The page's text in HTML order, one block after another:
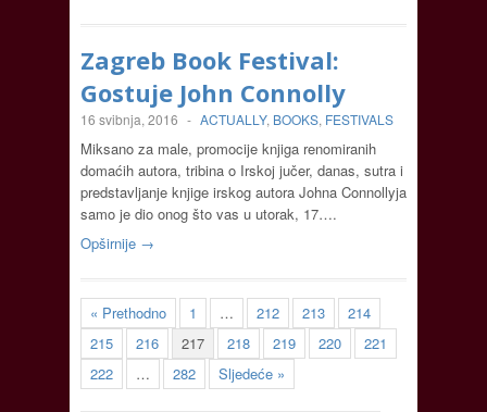
Zagreb Book Festival:
Gostuje John Connolly
16 svibnja, 2016 - ACTUALLY, BOOKS, FESTIVALS
Miksano za male, promocije knjiga renomiranih
domaćih autora, tribina o Irskoj jučer, danas, sutra i
predstavljanje knjige irskog autora Johna Connollyja
samo je dio onog što vas u utorak, 17….
Opširnije →
« Prethodno 1 … 212 213
214
215
216 217 218 219 220
221
222
… 282 Sljedeće »